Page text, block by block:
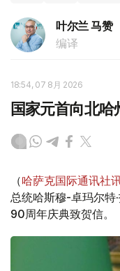
叶尔兰 马赞
编译
18:54, 07 8月 2026
国家元首向北
（哈萨克国际通讯社
总统哈斯穆-卓玛尔特
90周年庆典致贺信。